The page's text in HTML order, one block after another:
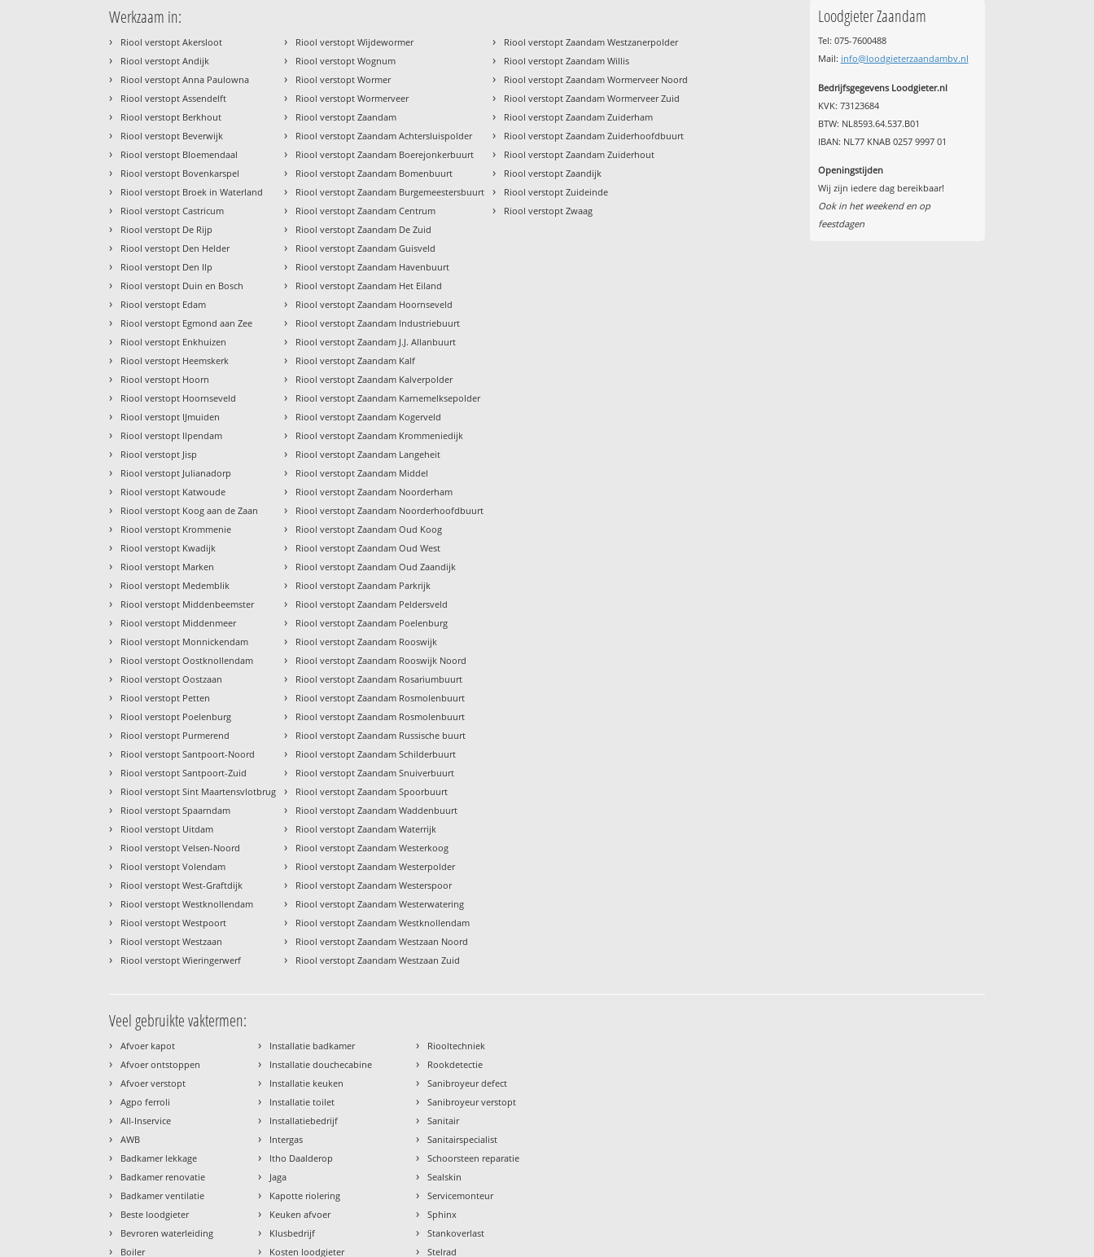
Werkzaam in:
› Riool verstopt Akersloot
› Riool verstopt Andijk
› Riool verstopt Anna Paulowna
› Riool verstopt Assendelft
› Riool verstopt Berkhout
› Riool verstopt Beverwijk
› Riool verstopt Bloemendaal
› Riool verstopt Bovenkarspel
› Riool verstopt Broek in Waterland
› Riool verstopt Castricum
› Riool verstopt De Rijp
› Riool verstopt Den Helder
› Riool verstopt Den Ilp
› Riool verstopt Duin en Bosch
› Riool verstopt Edam
› Riool verstopt Egmond aan Zee
› Riool verstopt Enkhuizen
› Riool verstopt Heemskerk
› Riool verstopt Hoorn
› Riool verstopt Hoornseveld
› Riool verstopt IJmuiden
› Riool verstopt Ilpendam
› Riool verstopt Jisp
› Riool verstopt Julianadorp
› Riool verstopt Katwoude
› Riool verstopt Koog aan de Zaan
› Riool verstopt Krommenie
› Riool verstopt Kwadijk
› Riool verstopt Marken
› Riool verstopt Medemblik
› Riool verstopt Middenbeemster
› Riool verstopt Middenmeer
› Riool verstopt Monnickendam
› Riool verstopt Oostknollendam
› Riool verstopt Oostzaan
› Riool verstopt Petten
› Riool verstopt Poelenburg
› Riool verstopt Purmerend
› Riool verstopt Santpoort-Noord
› Riool verstopt Santpoort-Zuid
› Riool verstopt Sint Maartensvlotbrug
› Riool verstopt Spaarndam
› Riool verstopt Uitdam
› Riool verstopt Velsen-Noord
› Riool verstopt Volendam
› Riool verstopt West-Graftdijk
› Riool verstopt Westknollendam
› Riool verstopt Westpoort
› Riool verstopt Westzaan
› Riool verstopt Wieringerwerf
› Riool verstopt Wijdewormer
› Riool verstopt Wognum
› Riool verstopt Wormer
› Riool verstopt Wormerveer
› Riool verstopt Zaandam
› Riool verstopt Zaandam Achtersluispolder
› Riool verstopt Zaandam Boerejonkerbuurt
› Riool verstopt Zaandam Bomenbuurt
› Riool verstopt Zaandam Burgemeestersbuurt
› Riool verstopt Zaandam Centrum
› Riool verstopt Zaandam De Zuid
› Riool verstopt Zaandam Guisveld
› Riool verstopt Zaandam Havenbuurt
› Riool verstopt Zaandam Het Eiland
› Riool verstopt Zaandam Hoornseveld
› Riool verstopt Zaandam Industriebuurt
› Riool verstopt Zaandam J.J. Allanbuurt
› Riool verstopt Zaandam Kalf
› Riool verstopt Zaandam Kalverpolder
› Riool verstopt Zaandam Karnemelksepolder
› Riool verstopt Zaandam Kogerveld
› Riool verstopt Zaandam Krommeniedijk
› Riool verstopt Zaandam Langeheit
› Riool verstopt Zaandam Middel
› Riool verstopt Zaandam Noorderham
› Riool verstopt Zaandam Noorderhoofdbuurt
› Riool verstopt Zaandam Oud Koog
› Riool verstopt Zaandam Oud West
› Riool verstopt Zaandam Oud Zaandijk
› Riool verstopt Zaandam Parkrijk
› Riool verstopt Zaandam Peldersveld
› Riool verstopt Zaandam Poelenburg
› Riool verstopt Zaandam Rooswijk
› Riool verstopt Zaandam Rooswijk Noord
› Riool verstopt Zaandam Rosariumbuurt
› Riool verstopt Zaandam Rosmolenbuurt
› Riool verstopt Zaandam Rosmolenbuurt
› Riool verstopt Zaandam Russische buurt
› Riool verstopt Zaandam Schilderbuurt
› Riool verstopt Zaandam Snuiverbuurt
› Riool verstopt Zaandam Spoorbuurt
› Riool verstopt Zaandam Waddenbuurt
› Riool verstopt Zaandam Waterrijk
› Riool verstopt Zaandam Westerkoog
› Riool verstopt Zaandam Westerpolder
› Riool verstopt Zaandam Westerspoor
› Riool verstopt Zaandam Westerwatering
› Riool verstopt Zaandam Westknollendam
› Riool verstopt Zaandam Westzaan Noord
› Riool verstopt Zaandam Westzaan Zuid
› Riool verstopt Zaandam Westzanerpolder
› Riool verstopt Zaandam Willis
› Riool verstopt Zaandam Wormerveer Noord
› Riool verstopt Zaandam Wormerveer Zuid
› Riool verstopt Zaandam Zuiderham
› Riool verstopt Zaandam Zuiderhoofdbuurt
› Riool verstopt Zaandam Zuiderhout
› Riool verstopt Zaandijk
› Riool verstopt Zuideinde
› Riool verstopt Zwaag
Loodgieter Zaandam
Tel: 075-7600488
Mail: info@loodgieterzaandambv.nl
Bedrijfsgegevens Loodgieter.nl
KVK: 73123684
BTW: NL8593.64.537.B01
IBAN: NL77 KNAB 0257 9997 01
Openingstijden
Wij zijn iedere dag bereikbaar!
Ook in het weekend en op
feestdagen
Veel gebruikte vaktermen:
› Afvoer kapot
› Afvoer ontstoppen
› Afvoer verstopt
› Agpo ferroli
› All-Inservice
› AWB
› Badkamer lekkage
› Badkamer renovatie
› Badkamer ventilatie
› Beste loodgieter
› Bevroren waterleiding
› Boiler
› Installatie badkamer
› Installatie douchecabine
› Installatie keuken
› Installatie toilet
› Installatiebedrijf
› Intergas
› Itho Daalderop
› Jaga
› Kapotte riolering
› Keuken afvoer
› Klusbedrijf
› Kosten loodgieter
› Riooltechniek
› Rookdetectie
› Sanibroyeur defect
› Sanibroyeur verstopt
› Sanitair
› Sanitairspecialist
› Schoorsteen reparatie
› Sealskin
› Servicemonteur
› Sphinx
› Stankoverlast
› Stelrad